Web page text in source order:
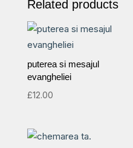
ai
poeziei
evanghelice
românești
-
poezii
crestine
Related products
puterea si mesajul
evangheliei
£12.00